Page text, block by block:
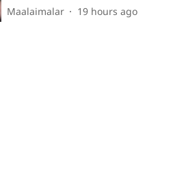
Maalaimalar 19 hours ago